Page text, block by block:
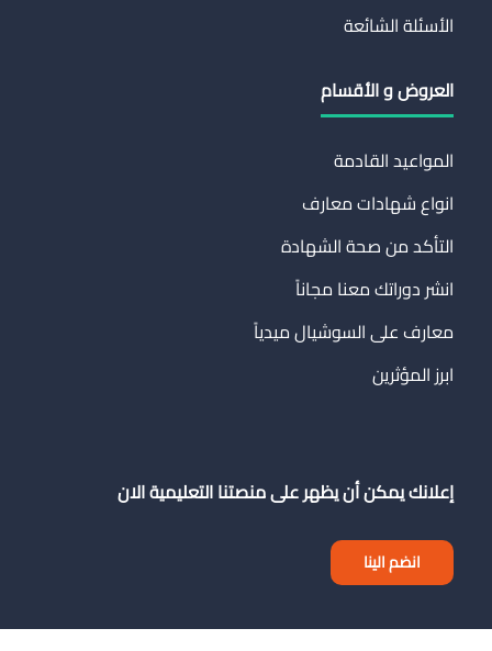
الأسئلة الشائعة
العروض و الأقسام
المواعيد القادمة
انواع شهادات معارف
التأكد من صحة الشهادة
انشر دوراتك معنا مجاناً
معارف على السوشيال ميدياً
ابرز المؤثرين
إعلانك يمكن أن يظهر على منصتنا التعليمية الان
انضم الينا